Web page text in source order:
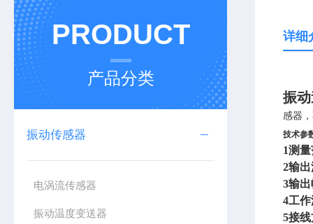
PRODUCT
产品分类
振动传感器
电涡流传感器
振动温度变送器
详细
振
感器
技术参
1测量
2输
3输出
4工
5接